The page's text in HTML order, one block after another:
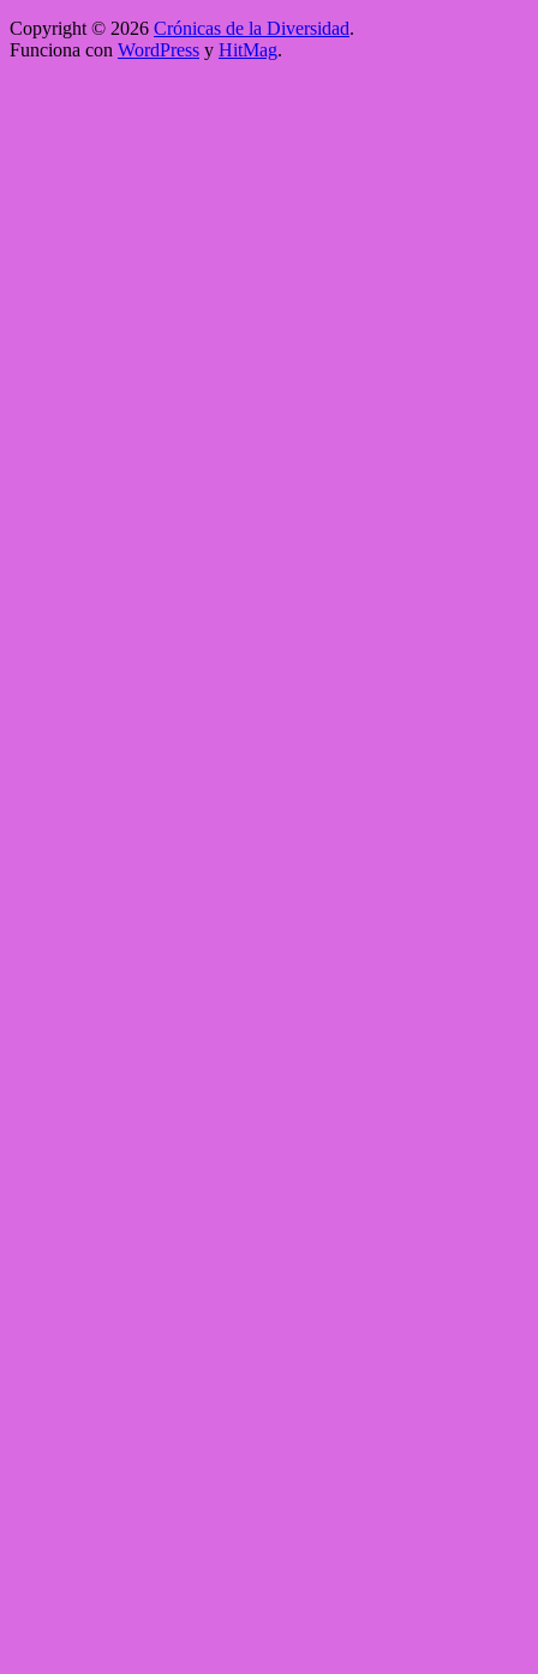
Copyright © 2026 Crónicas de la Diversidad.
Funciona con WordPress y HitMag.